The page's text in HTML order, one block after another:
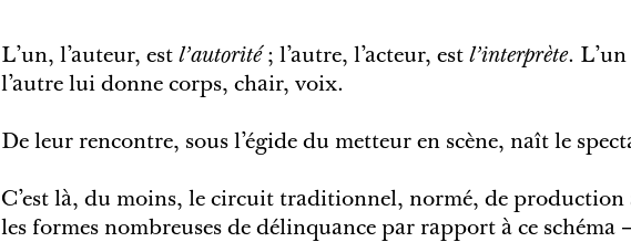
L’un, l’auteur, est l’autorité ; l’autre, l’acteur, est l’interprète.
l’autre lui donne corps, chair, voix.
De leur rencontre, sous l’égide du metteur en scène, naît le
C’est là, du moins, le circuit traditionnel, normé, de production
les formes nombreuses de délinquance par rapport à ce schéma